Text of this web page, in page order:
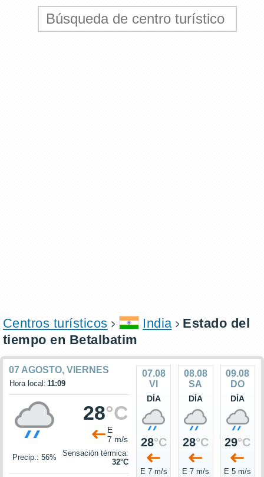
Centros turísticos India
Estado del
tiempo en Betalbatim
07 AGOSTO, VIERNES
Hora local: 11:09
28°C
E
7 m/s
Precip.: 56%
Sensación térmica:
32°C
07.08
VI
DÍA
28°C
E 7 m/s
08.08
SA
DÍA
28°C
E 7 m/s
09.08
DO
DÍA
29°C
E 5 m/s